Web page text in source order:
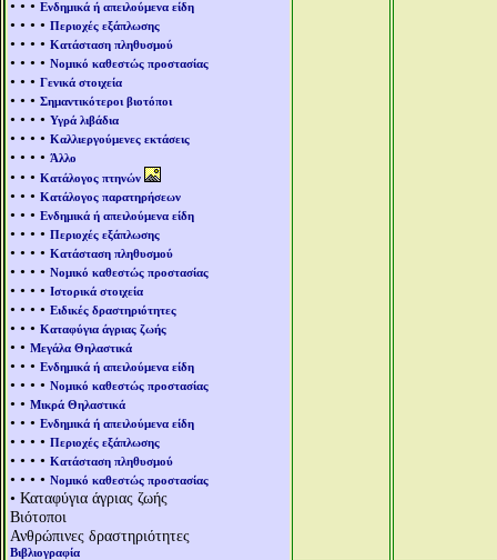
• • • Ενδημικά ή απειλούμενα είδη
• • • • Περιοχές εξάπλωσης
• • • • Κατάσταση πληθυσμού
• • • • Νομικό καθεστώς προστασίας
• • • Γενικά στοιχεία
• • • Σημαντικότεροι βιοτόποι
• • • • Υγρά λιβάδια
• • • • Καλλιεργούμενες εκτάσεις
• • • • Άλλο
• • • Κατάλογος πτηνών
• • • Κατάλογος παρατηρήσεων
• • • Ενδημικά ή απειλούμενα είδη
• • • • Περιοχές εξάπλωσης
• • • • Κατάσταση πληθυσμού
• • • • Νομικό καθεστώς προστασίας
• • • • Ιστορικά στοιχεία
• • • • Ειδικές δραστηριότητες
• • • Καταφύγια άγριας ζωής
• • Μεγάλα Θηλαστικά
• • • Ενδημικά ή απειλούμενα είδη
• • • • Νομικό καθεστώς προστασίας
• • Μικρά Θηλαστικά
• • • Ενδημικά ή απειλούμενα είδη
• • • • Περιοχές εξάπλωσης
• • • • Κατάσταση πληθυσμού
• • • • Νομικό καθεστώς προστασίας
• Καταφύγια άγριας ζωής
Βιότοποι
Ανθρώπινες δραστηριότητες
Βιβλιογραφία